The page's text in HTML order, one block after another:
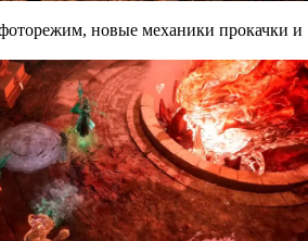
новые механики прокачки и